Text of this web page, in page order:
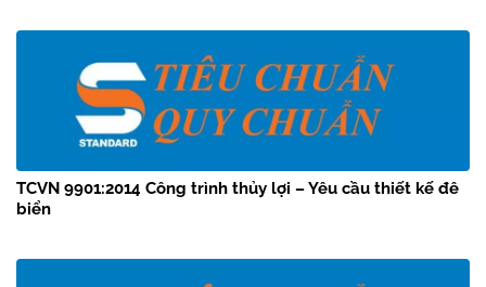
TCVN 9901:2014 Công trình thủy lợi – Yêu cầu thiết kế đê
biển